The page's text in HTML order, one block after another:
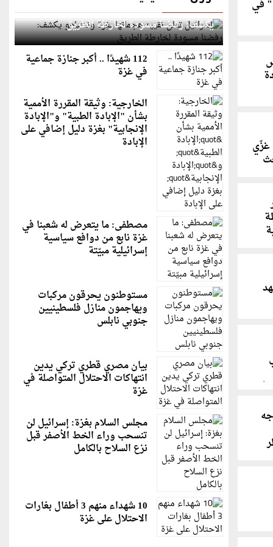
في
غزّي
إسرائيل تعلن تقييد هجماتها بغزة ونتنياهو
يكشف: رفضنا مسودة لخارطة الطريق
112 شهيدًا .. أكبر جنازة جماعية
في غزة
الخارجية: وثيقة المقررة الأممية
بشأن "الإبادة الطبية" و"الإبادة
الإنجابية" بغزة دليل إضافي على
الإبادة
مصطفى: ما يتعرض له شعبنا في
غزة نابع من دوافع سياسية
إسرائيلية مبيّتة
مستوطنون يحرقون مركبات
ويهاجمون منازل فلسطينيين
جنوبي نابلس
بيان مصري قطري تركي يدين
انتهاكات الاحتلال المتواصلة في
غزة
مجلس السلام بغزة: إسرائيل لن
تنسحب وراء الخط الأصفر قبل
نزع السلاح بالكامل
10 شهداء منهم 3 أطفال بغارات
الاحتلال على غزة